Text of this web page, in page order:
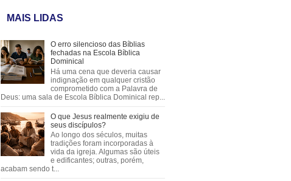
MAIS LIDAS
O erro silencioso das Bíblias
fechadas na Escola Bíblica
Dominical
Há uma cena que deveria causar
indignação em qualquer cristão
comprometido com a Palavra de
Deus: uma sala de Escola Bíblica Dominical rep...
O que Jesus realmente exigiu de
seus discípulos?
Ao longo dos séculos, muitas
tradições foram incorporadas à
vida da igreja. Algumas são úteis
e edificantes; outras, porém,
acabam sendo t...